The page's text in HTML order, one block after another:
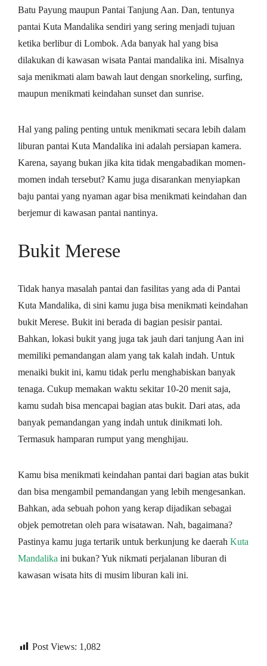
Batu Payung maupun Pantai Tanjung Aan. Dan, tentunya
pantai Kuta Mandalika sendiri yang sering menjadi tujuan
ketika berlibur di Lombok. Ada banyak hal yang bisa
dilakukan di kawasan wisata Pantai mandalika ini. Misalnya
saja menikmati alam bawah laut dengan snorkeling, surfing,
maupun menikmati keindahan sunset dan sunrise.
Hal yang paling penting untuk menikmati secara lebih dalam
liburan pantai Kuta Mandalika ini adalah persiapan kamera.
Karena, sayang bukan jika kita tidak mengabadikan momen-
momen indah tersebut? Kamu juga disarankan menyiapkan
baju pantai yang nyaman agar bisa menikmati keindahan dan
berjemur di kawasan pantai nantinya.
Bukit Merese
Tidak hanya masalah pantai dan fasilitas yang ada di Pantai
Kuta Mandalika, di sini kamu juga bisa menikmati keindahan
bukit Merese. Bukit ini berada di bagian pesisir pantai.
Bahkan, lokasi bukit yang juga tak jauh dari tanjung Aan ini
memiliki pemandangan alam yang tak kalah indah. Untuk
menaiki bukit ini, kamu tidak perlu menghabiskan banyak
tenaga. Cukup memakan waktu sekitar 10-20 menit saja,
kamu sudah bisa mencapai bagian atas bukit. Dari atas, ada
banyak pemandangan yang indah untuk dinikmati loh.
Termasuk hamparan rumput yang menghijau.
Kamu bisa menikmati keindahan pantai dari bagian atas bukit
dan bisa mengambil pemandangan yang lebih mengesankan.
Bahkan, ada sebuah pohon yang kerap dijadikan sebagai
objek pemotretan oleh para wisatawan. Nah, bagaimana?
Pastinya kamu juga tertarik untuk berkunjung ke daerah Kuta
Mandalika ini bukan? Yuk nikmati perjalanan liburan di
kawasan wisata hits di musim liburan kali ini.
Post Views: 1,082